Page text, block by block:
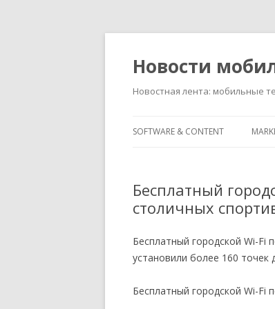
Новости
Новостная лента: мобильные
SOFTWARE & CONTENT
Бесплатный
столичных
Бесплатный городской Wi-Fi
установили более 160 точек
Бесплатный городской Wi-Fi